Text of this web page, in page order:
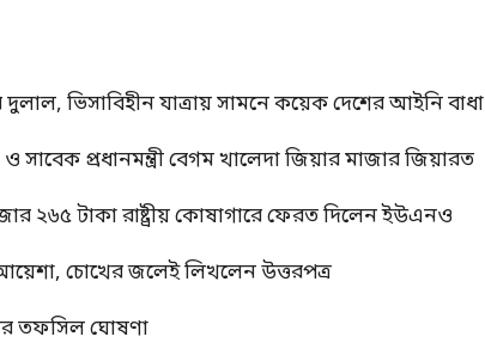
ভিসাবিহীন যাত্রায় সামনে কয়েক দেশের আইনি বাধা
সাবেক প্রধানমন্ত্রী বেগম খালেদা জিয়ার মাজার জিয়ারত
২৬৫ টাকা রাষ্ট্রীয় কোষাগারে ফেরত দিলেন ইউএনও
চোখের জলেই লিখলেন উত্তরপত্র
তফসিল ঘোষণা